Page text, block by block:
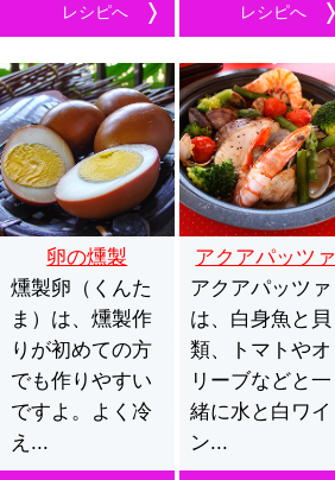
レシピへ レシピへ
卵の燻製
燻製卵（くんた
ま）は、燻製作
りが初めての方
でも作りやすい
ですよ。よく冷
え...
アクアパッツァ
アクアパッツァ
は、白身魚と貝
類、トマトやオ
リーブなどと一
緒に水と白ワイ
ン...